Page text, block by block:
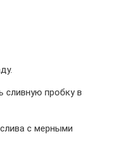
сливную пробку в
с мерными